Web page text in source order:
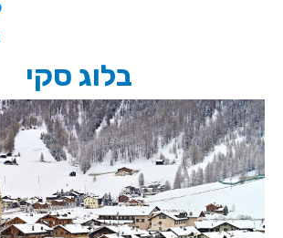
בלוג סקי